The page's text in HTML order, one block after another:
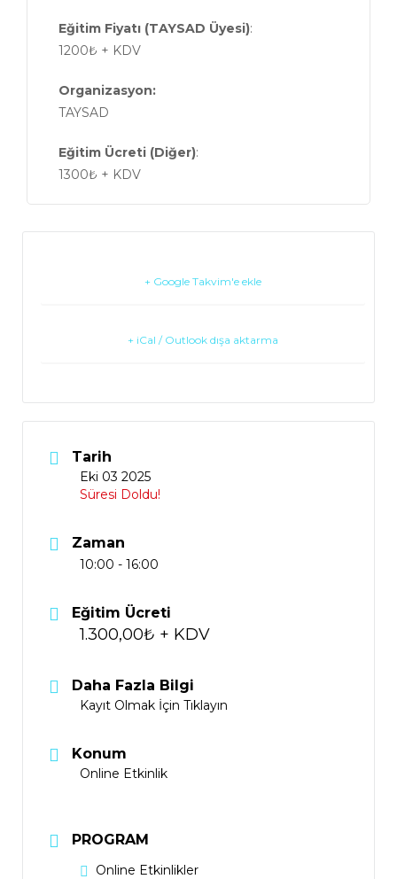
Eğitim Fiyatı (TAYSAD Üyesi):
1200₺ + KDV
Organizasyon:
TAYSAD
Eğitim Ücreti (Diğer):
1300₺ + KDV
+ Google Takvim'e ekle
+ iCal / Outlook dışa aktarma
Tarih
Eki 03 2025
Süresi Doldu!
Zaman
10:00 - 16:00
Eğitim Ücreti
1.300,00₺ + KDV
Daha Fazla Bilgi
Kayıt Olmak İçin Tıklayın
Konum
Online Etkinlik
PROGRAM
Online Etkinlikler